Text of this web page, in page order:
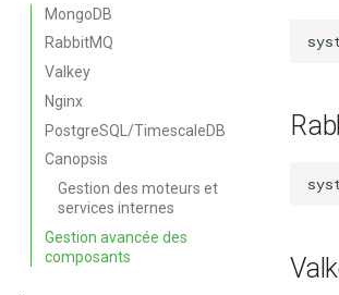
MongoDB
RabbitMQ
Valkey
Nginx
PostgreSQL/TimescaleDB
Canopsis
Gestion des moteurs et
services internes
Gestion avancée des
composants